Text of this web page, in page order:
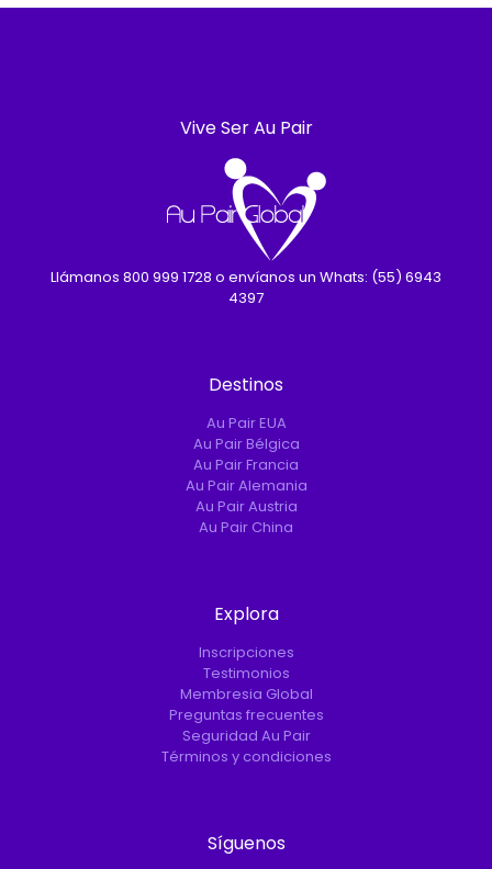
Vive Ser Au Pair
Llámanos 800 999 1728 o envíanos un Whats: (55) 6943
4397
Destinos
Au Pair EUA
Au Pair Bélgica
Au Pair Francia
Au Pair Alemania
Au Pair Austria
Au Pair China
Explora
Inscripciones
Testimonios
Membresia Global
Preguntas frecuentes
Seguridad Au Pair
Términos y condiciones
Síguenos